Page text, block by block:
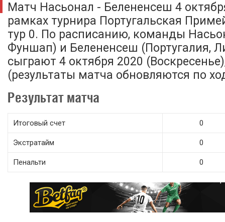
Матч Насьонал - Белененсеш 4
рамках турнира Португальская
тур 0. По расписанию, команды
Фуншап) и Белененсеш (Португалия,
сыграют 4 октября 2020
(результаты матча обновляются по
Результат матча
Итоговый счет 0
Экстратайм 0
Пенальти 0